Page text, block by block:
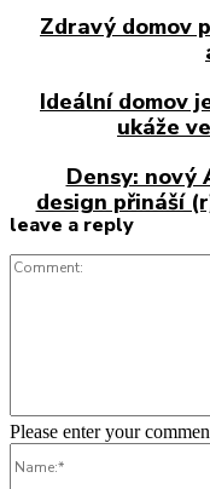
Zdravý domov
Ideální domov
ukáže
Densy:
design přináší
leave a reply
Please enter your